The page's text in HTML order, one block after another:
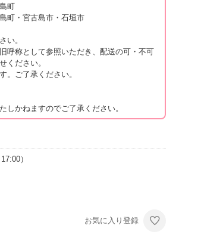
お気に入り登録
町
町・宮古島市・石垣市
い。
呼称として参照いただき、配送の可・不可
ください。
。ご了承ください。
しかねますのでご了承ください。
）